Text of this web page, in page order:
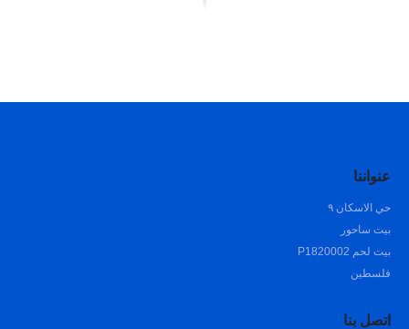
عنواننا
حي الاسكان ٩
بيت ساحور
بيت لحم P1820002
فلسطين
اتصل بنا